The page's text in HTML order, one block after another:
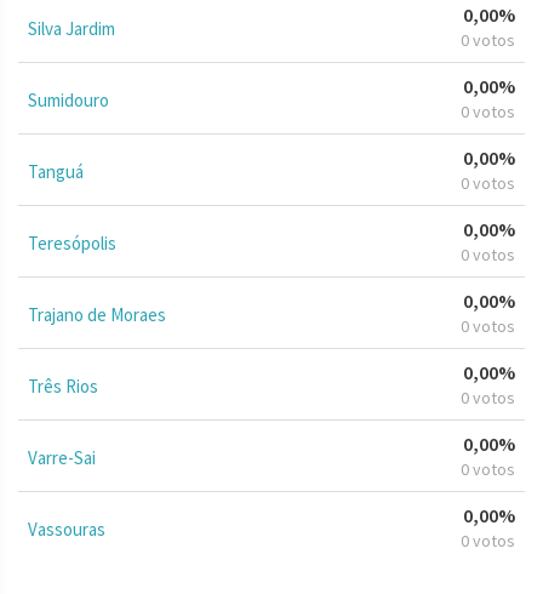
Silva Jardim
0,00%
0 votos
Sumidouro
0,00%
0 votos
Tanguá
0,00%
0 votos
Teresópolis
0,00%
0 votos
Trajano de Moraes
0,00%
0 votos
Três Rios
0,00%
0 votos
Varre-Sai
0,00%
0 votos
Vassouras
0,00%
0 votos